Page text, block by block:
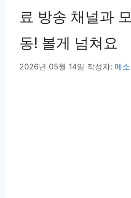
료 방송 채널과
동! 볼게 넘쳐요
2026년 05월 14일 작성자: 메